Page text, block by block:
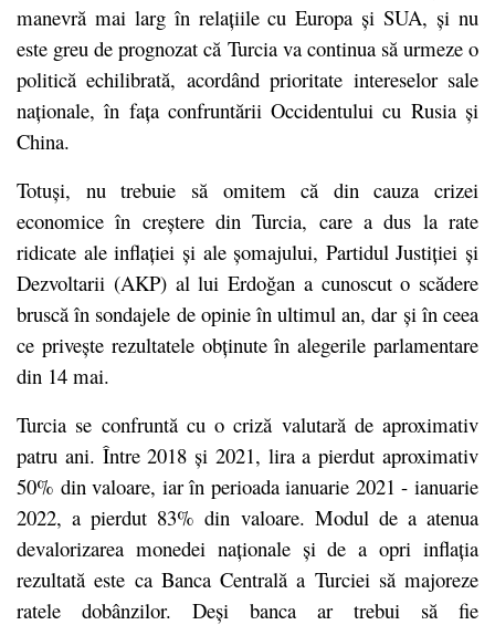
manevră mai larg în relațiile cu Europa și SUA, și nu
este greu de prognozat că Turcia va continua să urmeze o
politică echilibrată, acordând prioritate intereselor sale
naționale, în fața confruntării Occidentului cu Rusia și
China.
Totuși, nu trebuie să omitem că din cauza crizei
economice în creștere din Turcia, care a dus la rate
ridicate ale inflației și ale șomajului, Partidul Justiției și
Dezvoltarii (AKP) al lui Erdoğan a cunoscut o scădere
bruscă în sondajele de opinie în ultimul an, dar și în ceea
ce privește rezultatele obținute în alegerile parlamentare
din 14 mai.
Turcia se confruntă cu o criză valutară de aproximativ
patru ani. Între 2018 și 2021, lira a pierdut aproximativ
50% din valoare, iar în perioada ianuarie 2021 - ianuarie
2022, a pierdut 83% din valoare. Modul de a atenua
devalorizarea monedei naționale și de a opri inflația
rezultată este ca Banca Centrală a Turciei să majoreze
ratele dobânzilor. Deși banca ar trebui să fie